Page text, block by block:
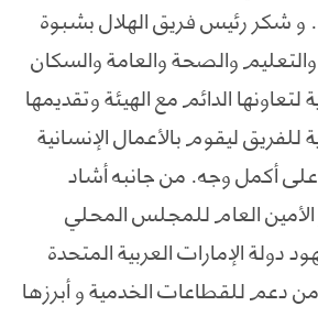
. و شكر رئيس فريق الهلال بشبوة
والتعليم والصحة والعامة والسكان
الدائم مع الهيئة وتقديمها
ليقوم بالأعمال الإنسانية
على أكمل وجه. من جانبه أشاد
العام للمجلس المحلي
الإمارات العربية المتحدة
دعم للقطاعات الخدمية و أبرزها